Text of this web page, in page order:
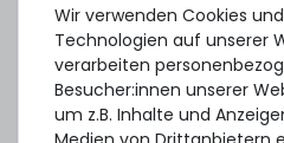
Treiber & Software
Anleitungen & Handbücher
Technical Guide / Owner's
Wir verwenden Cookies
Technologien auf unserer
verarbeiten
Besucher:innen unserer
um z.B. Inhalte und